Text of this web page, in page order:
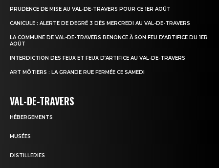
PRUDENCE DE MISE AU VAL-DE-TRAVERS POUR CE 1ER AOÛT
CANICULE : ALERTE DE DEGRÉ 3 DÈS MERCREDI AU VAL-DE-TRAVERS
LA COMMUNE DE VAL-DE-TRAVERS RENONCE À SON FEU D’ARTIFICE DU 1ER
AOÛT
INTERDICTION DES FEUX ET FEUX D’ARTIFICE AU VAL-DE-TRAVERS
ART MÔTIERS : LA GRANDE RUE FERMÉE CE SAMEDI
VAL-DE-TRAVERS
HÉBERGEMENTS
MUSÉES
DISTILLERIES